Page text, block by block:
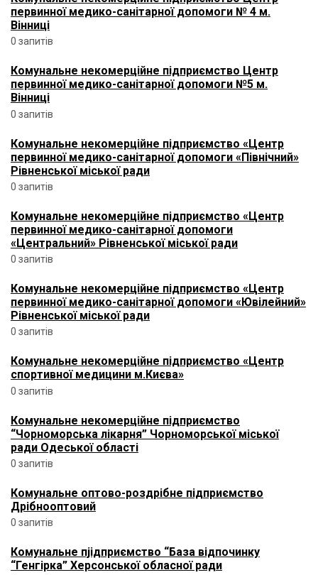
первинної медико-санітарної допомоги № 4 м.
Вінниці
0 запитів
Комунальне некомерційне підприємство Центр
первинної медико-санітарної допомоги №5 м.
Вінниці
0 запитів
Комунальне некомерційне підприємство «Центр
первинної медико-санітарної допомоги «Північний»
Рівненської міської ради
0 запитів
Комунальне некомерційне підприємство «Центр
первинної медико-санітарної допомоги
«Центральний» Рівненської міської ради
0 запитів
Комунальне некомерційне підприємство «Центр
первинної медико-санітарної допомоги «Ювілейний»
Рівненської міської ради
0 запитів
Комунальне некомерційне підприємство «Центр
спортивної медицини м.Києва»
0 запитів
Комунальне некомерційне підприємство
“Чорноморська лікарня” Чорноморської міської
ради Одеської області
0 запитів
Комунальне оптово-роздрібне підприємство
Дрібнооптовий
0 запитів
Комунальне пjідприємство “База відпочинку
“Генгірка” Херсонської обласної ради